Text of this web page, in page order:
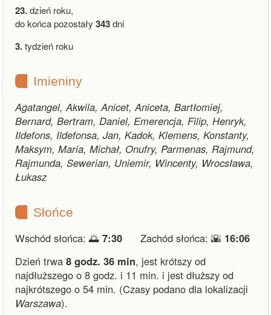
23.dzień roku,
do końca pozostały 343dni
3.tydzień roku
Imieniny
Agatangel, Akwila, Anicet, Aniceta, Bartłomiej,
Bernard, Bertram, Daniel, Emerencja, Filip, Henryk,
Ildefons, Ildefonsa, Jan, Kadok, Klemens, Konstanty,
Maksym, Maria, Michał, Onufry, Parmenas, Rajmund,
Rajmunda, Sewerian, Uniemir, Wincenty, Wrocsława,
Łukasz
Słońce
Wschód słońca: 🌅 7:30 Zachód słońca: 🌇 16:06
Dzień trwa 8 godz. 36 min, jest krótszy od
najdłuższego o 8 godz. i 11 min. i jest dłuższy od
najkrótszego o 54 min. (Czasy podano dla lokalizacji
Warszawa).